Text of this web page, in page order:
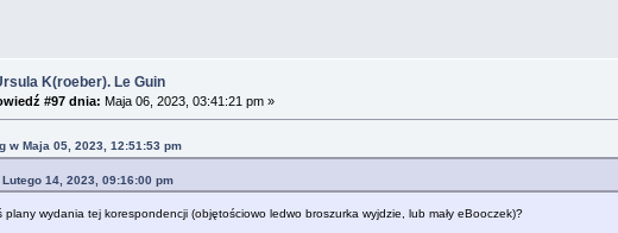
K(roeber). Le Guin
#97 dnia: Maja 06, 2023, 03:41:21 pm »
w Maja 05, 2023, 12:51:53 pm
14, 2023, 09:16:00 pm
plany wydania tej korespondencji (objętościowo ledwo broszurka wyjdzie, lub mały eBooczek)?